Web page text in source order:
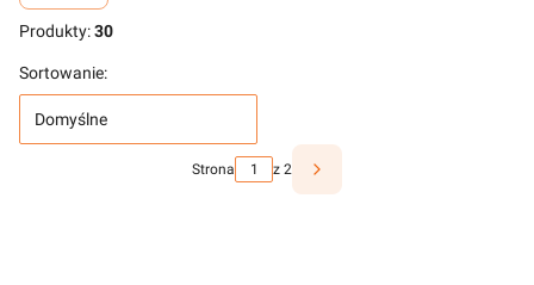
Produkty:30
Sortowanie:
Domyślne
Strona z 2